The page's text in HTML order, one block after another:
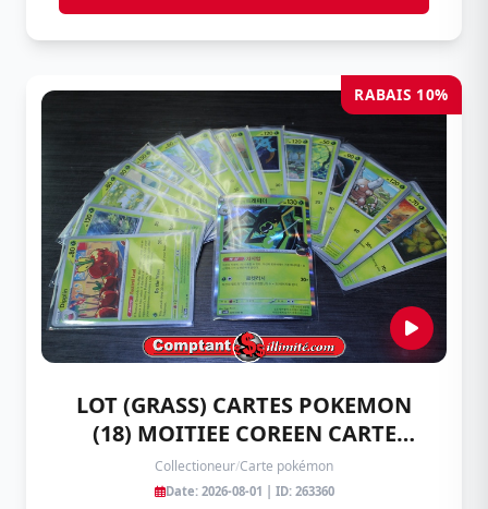
RABAIS 10%
LOT (GRASS) CARTES POKEMON
(18) MOITIEE COREEN CARTE
POKEMON
Collectioneur/Carte pokémon
Date: 2026-08-01 | ID: 263360